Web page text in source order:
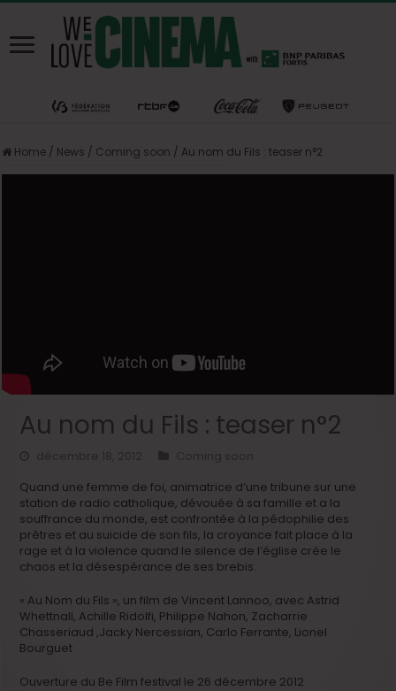
Home / News / Coming soon / Au nom du Fils : teaser n°2
Au nom du Fils : teaser n°2
décembre 18, 2012
Coming soon
Quand une femme de foi, animatrice d’une tribune sur une
station de radio catholique, dévouée à sa famille et a la
souffrance du monde, est confrontée à la pédophilie des
prêtres et au suicide de son fils, la croyance fait place à la
rage et à la violence quand le silence de l’église crée le
chaos et la désespérance de ses brebis.
« Au Nom du Fils », un film de Vincent Lannoo, avec Astrid
Whettnall, Achille Ridolfi, Philippe Nahon, Zacharrie
Chasseriaud ,Jacky Nercessian, Carlo Ferrante, Lionel
Bourguet
Ouverture du Be Film festival le 26 décembre 2012